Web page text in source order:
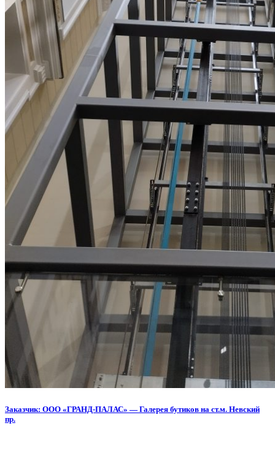
Заказчик: ООО «ГРАНД-ПАЛАС» — Галерея бутиков на ст.м. Невский
пр.